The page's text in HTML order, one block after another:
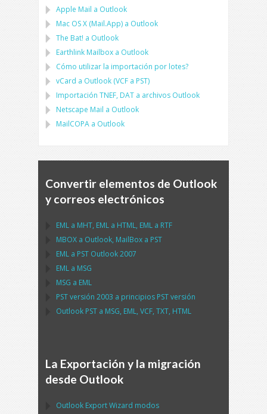
Apple Mail a Outlook
Mac OS X (Mail.App) a Outlook
The Bat! a Outlook
Earthlink Mailbox a Outlook
Cómo utilizar la importación por lotes?
vCard a Outlook (VCF a PST)
Importación TNEF, DAT a archivos Outlook
Netscape Mail a Outlook
MailCOPA a Outlook
Convertir elementos de Outlook
y correos electrónicos
EML a MHT, EML a HTML, EML a RTF
MBOX a Outlook, MailBox a PST
EML a PST Outlook2007
EML a MSG
MSG a EML
PSTversión 2003 a principios PSTversión
Outlook PST a MSG, EML, VCF, TXT, HTML
La Exportación y la migración
desde Outlook
Outlook Export Wizard modos